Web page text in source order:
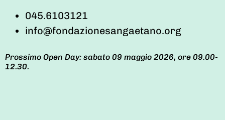
045.6103121
info@fondazionesangaetano.org
Prossimo Open Day: sabato 09 maggio 2026, ore 09.00-
12.30.